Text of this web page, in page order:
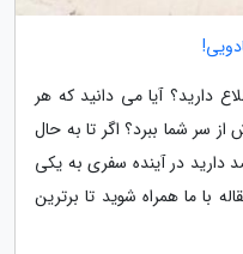
دارید؟ آیا می دانید که هر
از سر شما ببرد؟ اگر تا به حال
دارید در آینده سفری به یکی
با ما همراه شوید تا برترین